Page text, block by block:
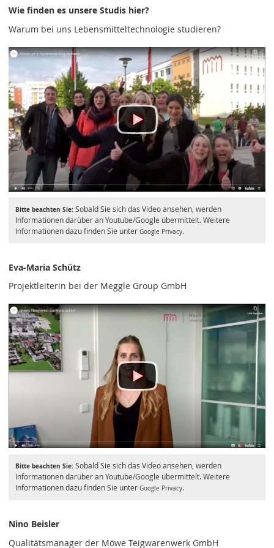
Wie finden es unsere Studis hier?
Warum bei uns Lebensmitteltechnologie studieren?
Bitte beachten Sie:Sobald Sie sich das Video ansehen, werden
Informationen darüber an Youtube/Google übermittelt. Weitere
Informationen dazu finden Sie unter Google Privacy.
Eva-Maria Schütz
Projektleiterin bei der Meggle Group GmbH
Bitte beachten Sie:Sobald Sie sich das Video ansehen, werden
Informationen darüber an Youtube/Google übermittelt. Weitere
Informationen dazu finden Sie unter Google Privacy.
Nino Beisler
Qualitätsmanager der Möwe Teigwarenwerk GmbH